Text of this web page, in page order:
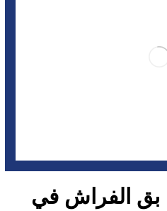
بق الفراش في